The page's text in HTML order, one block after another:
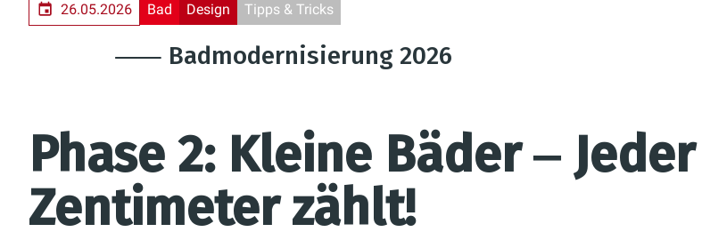
26.05.2026 Bad Design Tipps & Tricks
⸺ Badmodernisierung 2026
Phase 2: Kleine Bäder ‒ Jeder
Zentimeter zählt!